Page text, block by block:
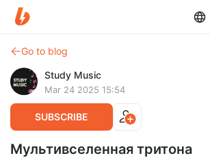
Go to blog
Study Music
Mar 24 2025 15:54
SUBSCRIBE
Мультивселенная тритона